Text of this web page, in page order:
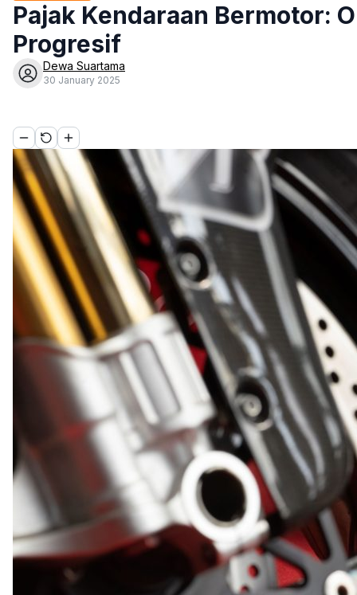
Pajak Kendaraan Bermotor:
Progresif
Dewa Suartama
30 January 2025